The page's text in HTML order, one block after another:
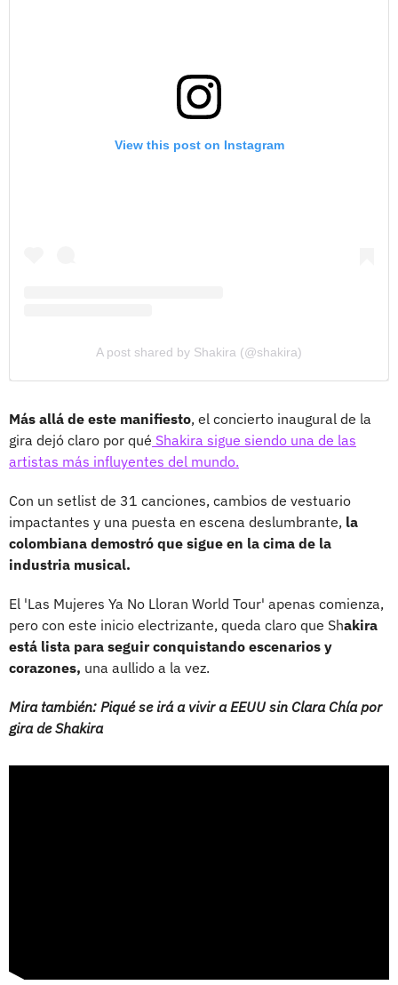
View this post on Instagram
A post shared by Shakira (@shakira)
Más allá de este manifiesto, el concierto inaugural de la
gira dejó claro por qué Shakira sigue siendo una de las
artistas más influyentes del mundo.
Con un setlist de 31 canciones, cambios de vestuario
impactantes y una puesta en escena deslumbrante, la
colombiana demostró que sigue en la cima de la
industria musical.
El 'Las Mujeres Ya No Lloran World Tour' apenas comienza,
pero con este inicio electrizante, queda claro que Shakira
está lista para seguir conquistando escenarios y
corazones, una aullido a la vez.
Mira también: Piqué se irá a vivir a EEUU sin Clara Chía por
gira de Shakira